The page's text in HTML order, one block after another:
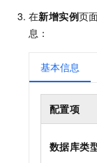
在新增实例页
息：
基本信息
配置项
数据库类